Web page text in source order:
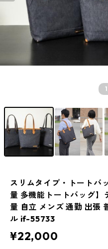
1
スリムタイプ・トートバ
量 多機能トートバッグ】
量 自立 メンズ 通勤 出張
ル if-55733
¥22,000